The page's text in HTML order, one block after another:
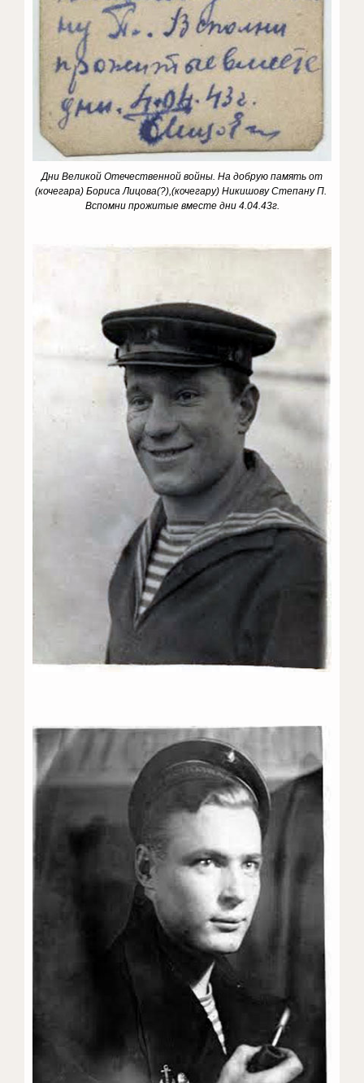
Дни Великой Отечественной войны. На добрую память от
(кочегара) Бориса Лицова(?),(кочегару) Никишову Степану П.
Вспомни прожитые вместе дни 4.04.43г.